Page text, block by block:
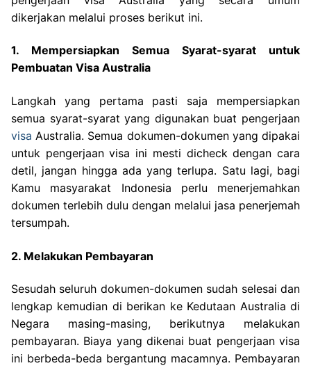
dikerjakan melalui proses berikut ini.
1. Mempersiapkan Semua Syarat-syarat untuk
Pembuatan Visa Australia
Langkah yang pertama pasti saja mempersiapkan
semua syarat-syarat yang digunakan buat pengerjaan
visa Australia. Semua dokumen-dokumen yang dipakai
untuk pengerjaan visa ini mesti dicheck dengan cara
detil, jangan hingga ada yang terlupa. Satu lagi, bagi
Kamu masyarakat Indonesia perlu menerjemahkan
dokumen terlebih dulu dengan melalui jasa penerjemah
tersumpah.
2. Melakukan Pembayaran
Sesudah seluruh dokumen-dokumen sudah selesai dan
lengkap kemudian di berikan ke Kedutaan Australia di
Negara masing-masing, berikutnya melakukan
pembayaran. Biaya yang dikenai buat pengerjaan visa
ini berbeda-beda bergantung macamnya. Pembayaran